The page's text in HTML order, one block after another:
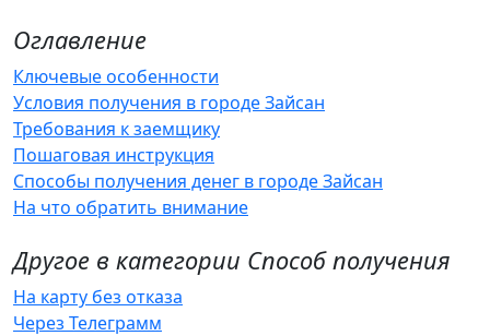
Оглавление
Ключевые особенности
Условия получения в городе Зайсан
Требования к заемщику
Пошаговая инструкция
Способы получения денег в городе Зайсан
На что обратить внимание
Другое в категории Способ получения
На карту без отказа
Через Телеграмм